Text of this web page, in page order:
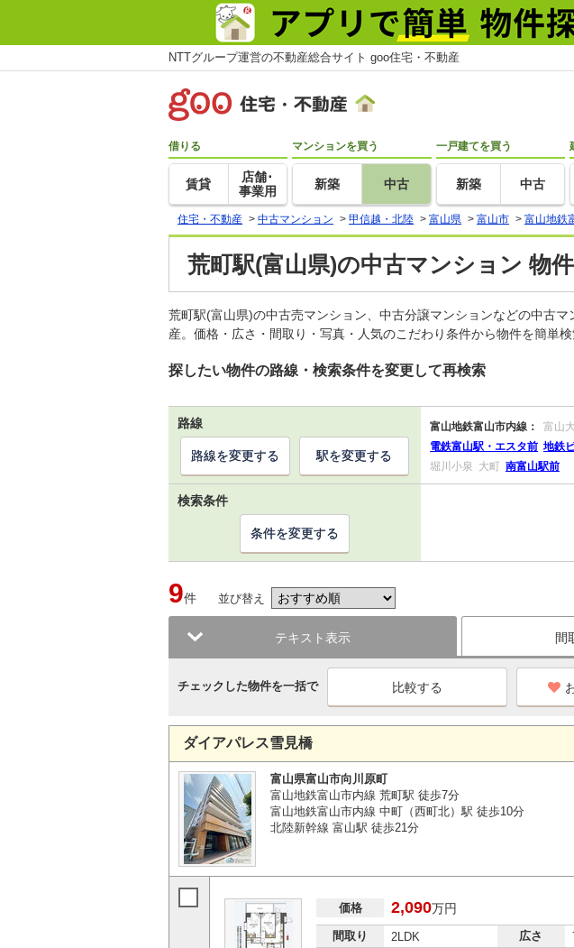
NTTグループ運営の不動産総合サイト goo住宅・不動産
借りる
賃貸
店舗･
事業用
マンションを買う
新築 中古
一戸建てを買う
新築 中古
住宅・不動産 > 中古マンション > 甲信越・北陸 > 富山県 > 富山市 > 富山地鉄
荒町駅(富山県)の中古マンション 物
荒町駅(富山県)の中古売マンション、中古分譲マンションなどの中古
産。価格・広さ・間取り・写真・人気のこだわり条件から物件を簡単
探したい物件の路線・検索条件を変更して再検索
路線 富山地鉄富山市内線： 富山
電鉄富山駅・エスタ前 地鉄
堀川小泉
大町 南富山駅前
路線を変更する 駅を変更する
検索条件
条件を変更する
9件 並び替え
テキスト表示 間
チェックした物件を一括で
ダイアパレス雪見橋
富山県富山市向川原町
富山地鉄富山市内線 荒町駅 徒歩7分
富山地鉄富山市内線 中町（西町北）駅 徒歩10分
北陸新幹線 富山駅 徒歩21分
価格 2,090万円
間取り 2LDK 広さ